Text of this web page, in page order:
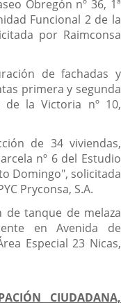
Obregón nº 36, 1ª
Funcional 2 de la
por Raimconsa
de fachadas y
primera y segunda
la Victoria nº 10,
de 34 viviendas,
nº 6 del Estudio
Domingo", solicitada
Pryconsa, S.A.
de tanque de melaza
en Avenida de
Especial 23 Nicas,
CIUDADANA,